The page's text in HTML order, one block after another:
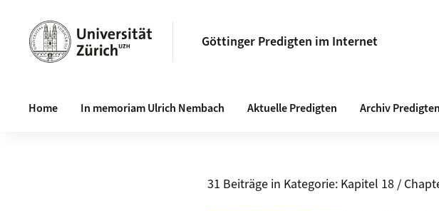
Göttinger Predigten im Internet
Home In memoriam Ulrich Nembach Aktuelle Predigten Archiv Predigten
31 Beiträge in Kategorie: Kapitel 18 /